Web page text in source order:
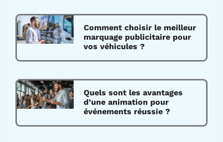
Comment choisir le meilleur
marquage publicitaire pour
vos véhicules ?
Quels sont les avantages
d’une animation pour
événements réussie ?